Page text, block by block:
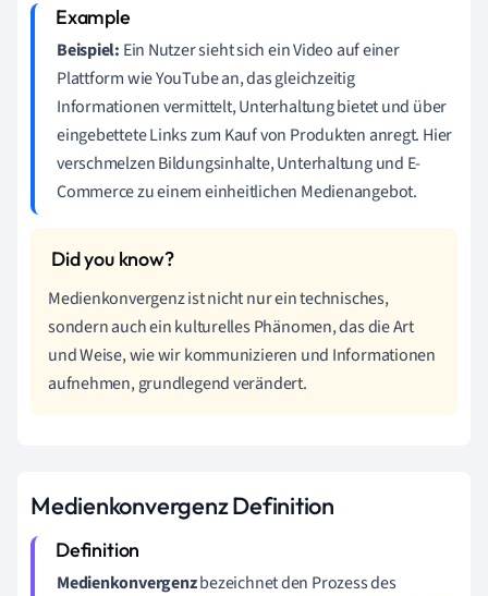
Beispiel: Ein Nutzer sieht sich ein Video auf einer
Plattform wie YouTube an, das gleichzeitig
Informationen vermittelt, Unterhaltung bietet und über
eingebettete Links zum Kauf von Produkten anregt. Hier
verschmelzen Bildungsinhalte, Unterhaltung und E-
Commerce zu einem einheitlichen Medienangebot.
Medienkonvergenz ist nicht nur ein technisches,
sondern auch ein kulturelles Phänomen, das die Art
und Weise, wie wir kommunizieren und Informationen
aufnehmen, grundlegend verändert.
Medienkonvergenz Definition
Medienkonvergenzbezeichnet den Prozess des